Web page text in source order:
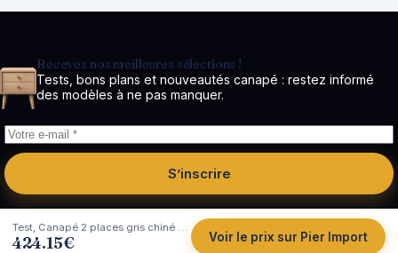
Recevez nos meilleures sélections !
Tests, bons plans et nouveautés canapé : restez informé
des modèles à ne pas manquer.
S’inscrire
Test, Canapé 2 places gris chiné SPLIT (dos droit), Pier Import
424.15€ Voir le prix sur Pier Import